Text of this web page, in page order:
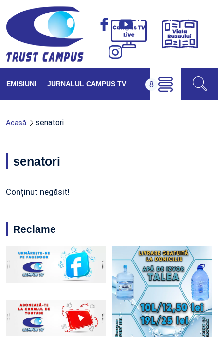
Campus
Viața
EMISIUNI JURNALUL CAMPUS TV
Acasă senatori
senatori
Conținut negăsit!
Reclame